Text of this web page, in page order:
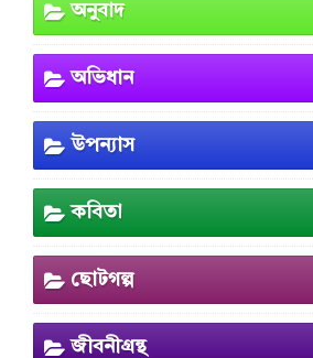
অনুবাদ
অভিধান
উপন্যাস
কবিতা
ছোটগল্প
জীবনীগ্রন্থ